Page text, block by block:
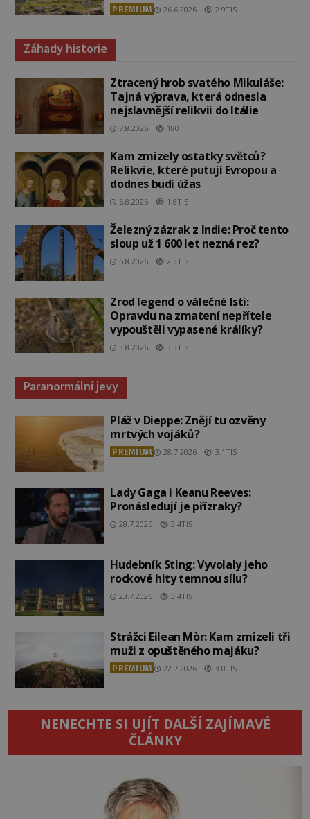
PREMIUM 26.6.2026 2.9TIS
Záhady historie
Ztracený hrob svatého Mikuláše:
Tajná výprava, která odnesla
nejslavnější relikvii do Itálie
7.8.2026 180
Kam zmizely ostatky světců?
Relikvie, které putují Evropou a
dodnes budí úžas
6.8.2026 1.8TIS
Železný zázrak z Indie: Proč tento
sloup už 1 600 let nezná rez?
5.8.2026 2.3TIS
Zrod legend o válečné lsti:
Opravdu na zmatení nepřítele
vypouštěli vypasené králíky?
3.8.2026 3.3TIS
Paranormální jevy
Pláž v Dieppe: Znějí tu ozvěny
mrtvých vojáků?
PREMIUM 28.7.2026 3.1TIS
Lady Gaga i Keanu Reeves:
Pronásledují je přízraky?
28.7.2026 3.4TIS
Hudebník Sting: Vyvolaly jeho
rockové hity temnou sílu?
23.7.2026 3.4TIS
Strážci Eilean Mòr: Kam zmizeli tři
muži z opuštěného majáku?
PREMIUM 22.7.2026 3.0TIS
NENECHTE SI UJÍT DALŠÍ ZAJÍMAVÉ
ČLÁNKY